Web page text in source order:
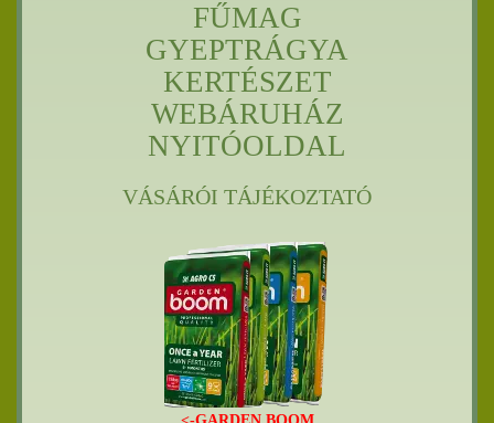
FŰMAG
GYEPTRÁGYA
KERTÉSZET
WEBÁRUHÁZ
NYITÓOLDAL
VÁSÁRÓI TÁJÉKOZTATÓ